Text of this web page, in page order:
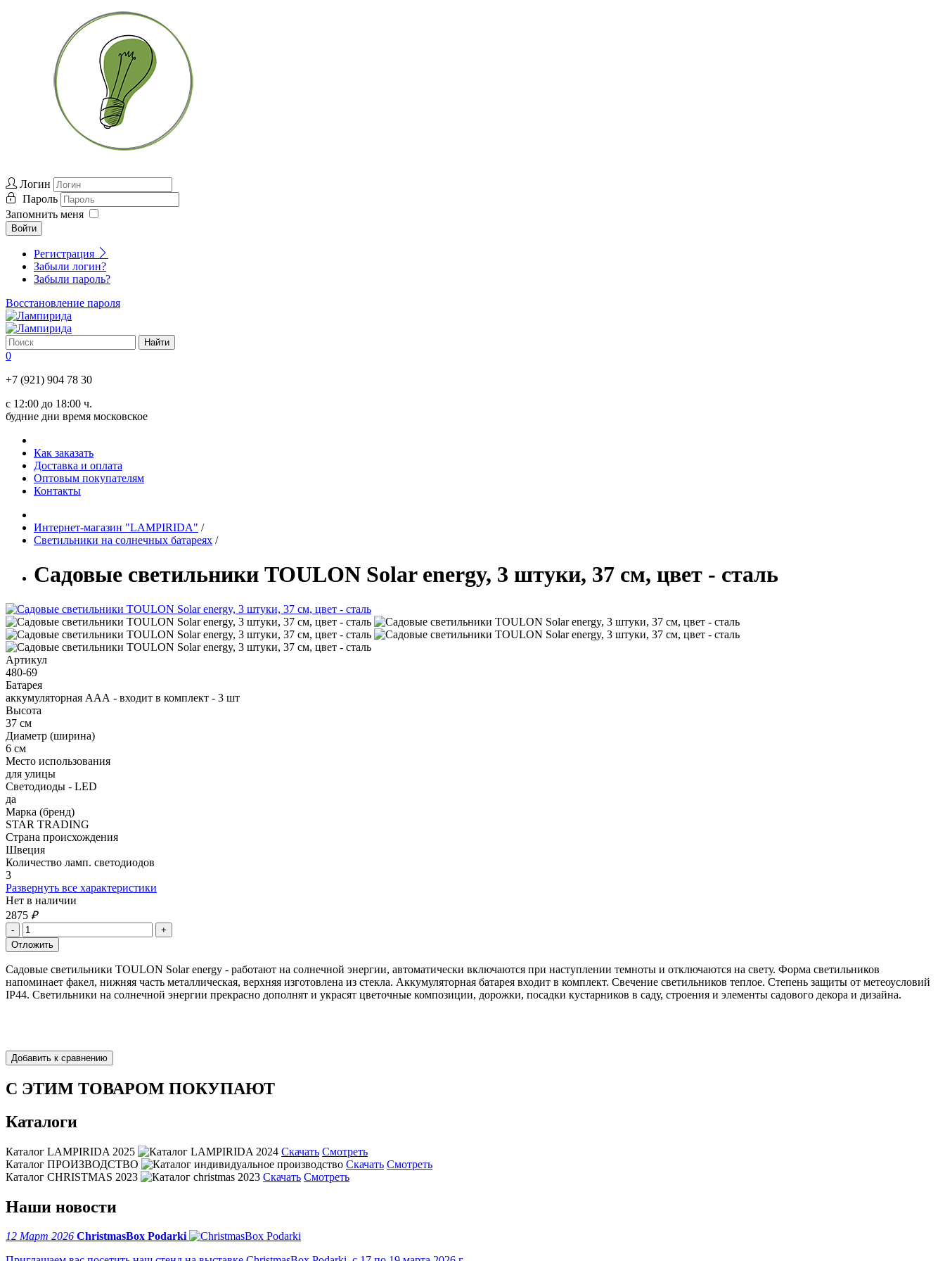
Логин
Пароль
Запомнить меня
Войти
Регистрация
Забыли логин?
Забыли пароль?
Восстановление пароля
0
+7 (921) 904 78 30
с 12:00 до 18:00 ч.
будние дни время московское
Как заказать
Доставка и оплата
Оптовым покупателям
Контакты
Интернет-магазин "LAMPIRIDA" /
Светильники на солнечных батареях /
Садовые светильники TOULON Solar energy, 3 штуки, 37 см, цвет - сталь
Артикул
480-69
Батарея
аккумуляторная ААА - входит в комплект - 3 шт
Высота
37 см
Диаметр (ширина)
6 см
Место использования
для улицы
Светодиоды - LED
да
Марка (бренд)
STAR TRADING
Страна происхождения
Швеция
Количество ламп. светодиодов
3
Развернуть все характеристики
Нет в наличии
2875 ₽
Садовые светильники TOULON Solar energy - работают на солнечной энергии, автоматически включаются при наступлении темноты и отключаются на свету. Форма светильников
напоминает факел, нижняя часть металлическая, верхняя изготовлена из стекла. Аккумуляторная батарея входит в комплект. Свечение светильников теплое. Степень защиты от метеоусловий
IP44. Светильники на солнечной энергии прекрасно дополнят и украсят цветочные композиции, дорожки, посадки кустарников в саду, строения и элементы садового декора и дизайна.
С ЭТИМ ТОВАРОМ ПОКУПАЮТ
Каталоги
Каталог LAMPIRIDA 2025 Скачать Смотреть
Каталог ПРОИЗВОДСТВО
Скачать Смотреть
Каталог CHRISTMAS 2023
Скачать Смотреть
Наши новости
12 Март 2026 ChristmasBox Podarki